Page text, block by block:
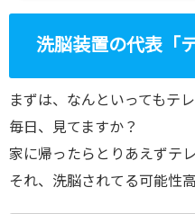
洗脳装置の代表「
まずは、なんといってもテレ
毎日、見てますか？
家に帰ったらとりあえずテ
それ、洗脳されてる可能性